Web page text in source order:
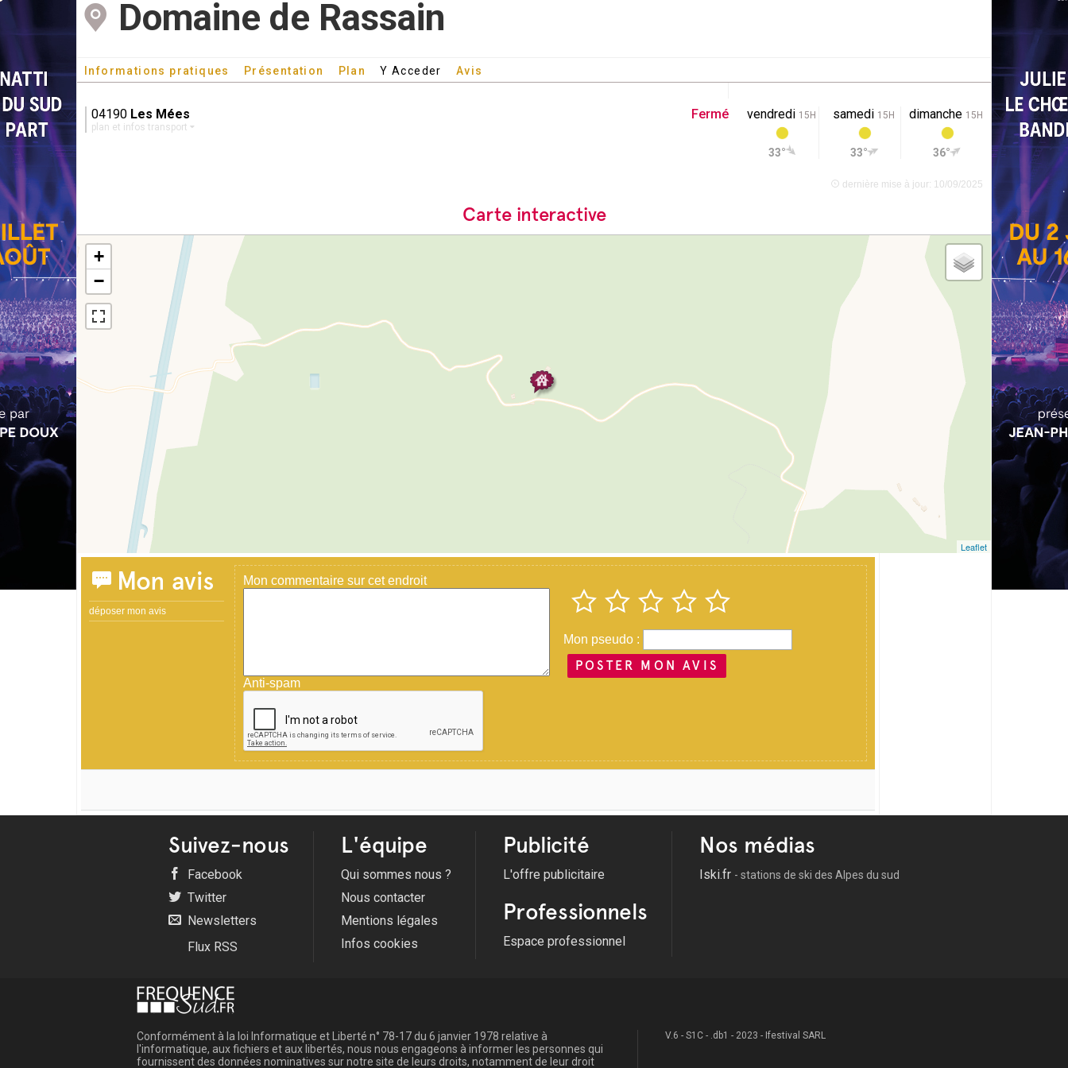
Domaine de Rassain
Informations pratiques Présentation Plan Y Acceder Avis
04190 Les Mées
plan et infos transport
Fermé vendredi 15H
33°
samedi 15H
33°
dimanche 15H
36°
dernière mise à jour: 10/09/2025
Carte interactive
+
−
Leaflet
Mon avis
déposer mon avis
Mon commentaire sur cet endroit
Anti-spam
Mon pseudo :
POSTER MON AVIS
Suivez-nous
Facebook
Twitter
Newsletters
Flux RSS
L'équipe
Qui sommes nous ?
Nous contacter
Mentions légales
Infos cookies
Publicité
L'offre publicitaire
Professionnels
Espace professionnel
Nos médias
Iski.fr - stations de ski des Alpes du sud
Conformément à la loi Informatique et Liberté n° 78-17 du 6 janvier 1978 relative à
l'informatique, aux fichiers et aux libertés, nous nous engageons à informer les personnes qui
fournissent des données nominatives sur notre site de leurs droits, notamment de leur droit
V.6 - S1C - .db1 - 2023 - Ifestival SARL